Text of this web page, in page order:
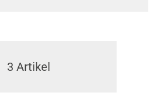
3 Artikel